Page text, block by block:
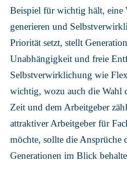
Beispiel für wichtig hält, eine
generieren und
Priorität setzt, stellt
Unabhängigkeit und freie
Selbstverwirklichung wie
wichtig, wozu auch die Wahl
Zeit und dem Arbeitgeber
attraktiver Arbeitgeber für
möchte, sollte die Ansprüche
Generationen im Blick